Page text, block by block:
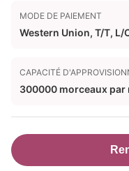
MODE DE PAIEMENT
Western Union, T/T, L/
CAPACITÉ
300000 morceaux par